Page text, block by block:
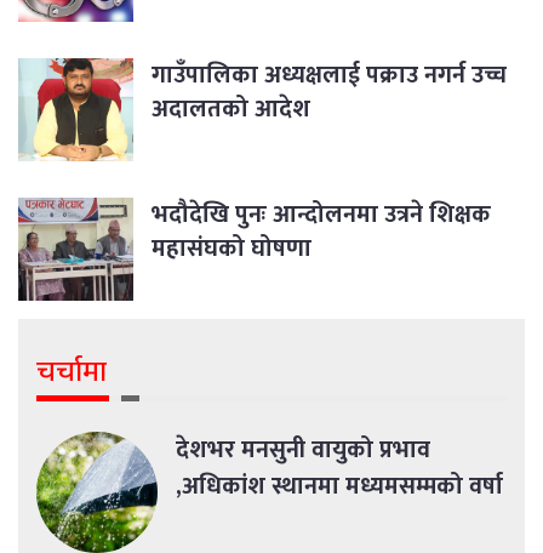
गाउँपालिका अध्यक्षलाई पक्राउ नगर्न उच्च
अदालतको आदेश
भदौदेखि पुनः आन्दोलनमा उत्रने शिक्षक
महासंघको घोषणा
चर्चामा
देशभर मनसुनी वायुको प्रभाव
,अधिकांश स्थानमा मध्यमसम्मको वर्षा